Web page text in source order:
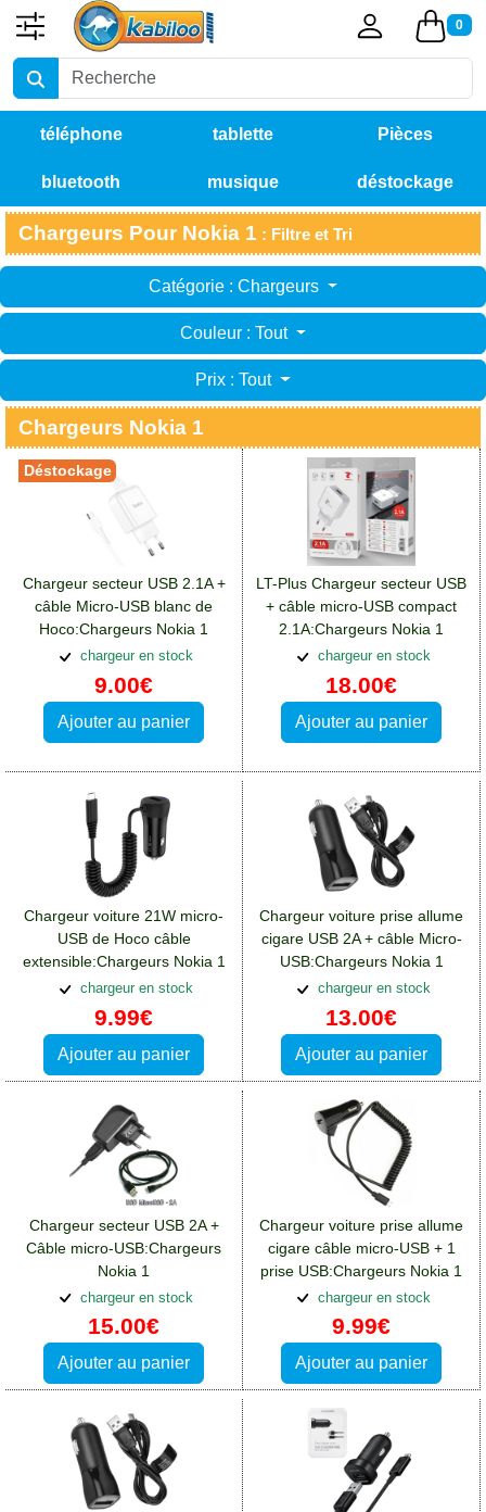
0
téléphone tablette Pièces
détachées
bluetooth musique déstockage
Chargeurs Pour Nokia 1 : Filtre et Tri
Catégorie : Chargeurs
Couleur : Tout
Prix : Tout
Chargeurs Nokia 1
Chargeur secteur USB 2.1A +
câble Micro-USB blanc de
Hoco:Chargeurs Nokia 1
chargeur en stock
9.00€
Ajouter au panier
Déstockage
LT-Plus Chargeur secteur USB
+ câble micro-USB compact
2.1A:Chargeurs Nokia 1
chargeur en stock
18.00€
Ajouter au panier
Chargeur voiture 21W micro-
USB de Hoco câble
extensible:Chargeurs Nokia 1
chargeur en stock
9.99€
Ajouter au panier
Chargeur voiture prise allume
cigare USB 2A + câble Micro-
USB:Chargeurs Nokia 1
chargeur en stock
13.00€
Ajouter au panier
Chargeur secteur USB 2A +
Câble micro-USB:Chargeurs
Nokia 1
chargeur en stock
15.00€
Ajouter au panier
Chargeur voiture prise allume
cigare câble micro-USB + 1
prise USB:Chargeurs Nokia 1
chargeur en stock
9.99€
Ajouter au panier